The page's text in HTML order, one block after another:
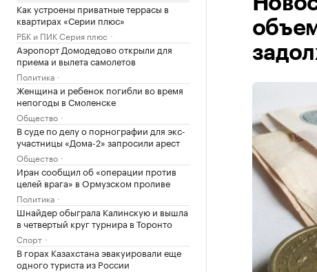
Как устроены приватные террасы в
квартирах «Серии плюс»
РБК и ПИК Серия плюс
Аэропорт Домодедово открыли для
приема и вылета самолетов
Политика
Женщина и ребенок погибли во время
непогоды в Смоленске
Общество
В суде по делу о порнографии для экс-
участницы «Дома-2» запросили арест
Общество
Иран сообщил об «операции против
целей врага» в Ормузском проливе
Политика
Шнайдер обыграла Калинскую и вышла
в четвертый круг турнира в Торонто
Спорт
В горах Казахстана эвакуировали еще
одного туриста из России